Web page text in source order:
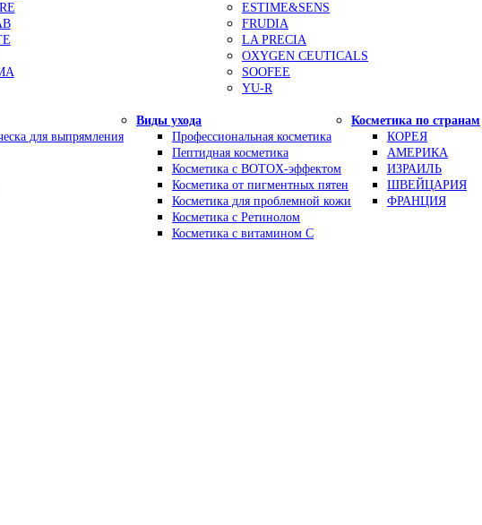
ESTIME&SENS
FRUDIA
LA PRECIA
OXYGEN CEUTICALS
SOOFEE
YU-R
для выпрямления
Виды ухода
Профессиональная косметика
Пептидная косметика
Косметика с BOTOX-эффектом
Косметика от пигментных пятен
Косметика для проблемной кожи
Косметика с Ретинолом
Косметика с витамином С
Косметика по странам
КОРЕЯ
АМЕРИКА
ИЗРАИЛЬ
ШВЕЙЦАРИЯ
ФРАНЦИЯ